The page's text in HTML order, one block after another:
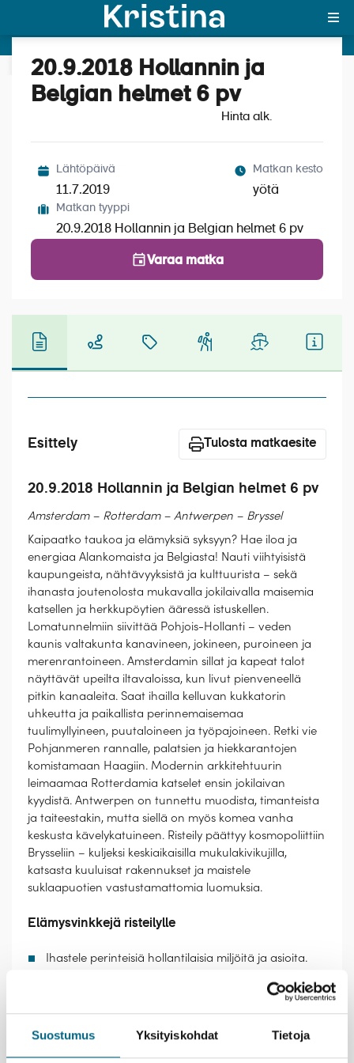
Suostumus Yksityiskohdat Tietoja
MAJAKKA-portaali
Yksin matkalle?
OTA YHTEYTTÄ
Hyvä tietää
Katso kuvat (1)
Hollannin ja
Belgian
helmet 6 pv
20.9.2018 Hollannin ja
Belgian helmet 6 pv
Hinta alk.
Lähtöpäivä
11.7.2019
Matkan kesto
yötä
Matkan tyyppi
20.9.2018 Hollannin ja Belgian helmet 6 pv
Varaa matka
Esittely Tulosta matkaesite
20.9.2018 Hollannin ja Belgian helmet 6 pv
Amsterdam – Rotterdam – Antwerpen – Bryssel
Kaipaatko taukoa ja elämyksiä syksyyn? Hae iloa ja
energiaa Alankomaista ja Belgiasta! Nauti viihtyisistä
kaupungeista, nähtävyyksistä ja kulttuurista – sekä
ihanasta joutenolosta mukavalla jokilaivalla maisemia
katsellen ja herkkupöytien ääressä istuskellen.
Lomatunnelmiin siivittää Pohjois-Hollanti – veden
kaunis valtakunta kanavineen, jokineen, puroineen ja
merenrantoineen. Amsterdamin sillat ja kapeat talot
näyttävät upeilta iltavaloissa, kun livut pienveneellä
pitkin kanaaleita. Saat ihailla kelluvan kukkatorin
uhkeutta ja paikallista perinnemaisemaa
tuulimyllyineen, puutaloineen ja työpajoineen. Retki vie
Pohjanmeren rannalle, palatsien ja hiekkarantojen
komistamaan Haagiin. Modernin arkkitehtuurin
leimaamaa Rotterdamia katselet ensin jokilaivan
kyydistä. Antwerpen on tunnettu muodista, timanteista
ja taiteestakin, mutta siellä on myös komea vanha
keskusta kävelykatuineen. Risteily päättyy kosmopoliittiin
Brysseliin – kuljeksi keskiaikaisilla mukulakivikujilla,
katsasta kuuluisat rakennukset ja maistele
suklaapuotien vastustamattomia luomuksia.
Elämysvinkkejä risteilylle
Ihastele perinteisiä hollantilaisia miljöitä ja asioita.
somissa, vanhoissa puutaloissa on puukenkä- ja
juustopuoteja. Zaanse Schansia kaunistavat
historialliset tuulimyllyt, puutalot ja museot.
Nauti ranskalaisen keittiön antimista ja kiireettömistä